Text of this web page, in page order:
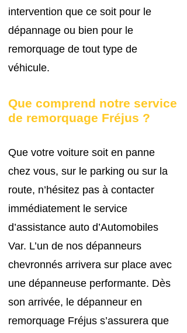
intervention que ce soit pour le
dépannage ou bien pour le
remorquage de tout type de
véhicule.
Que comprend notre service
de remorquage Fréjus ?
Que votre voiture soit en panne
chez vous, sur le parking ou sur la
route, n’hésitez pas à contacter
immédiatement le service
d’assistance auto d’Automobiles
Var. L’un de nos dépanneurs
chevronnés arrivera sur place avec
une dépanneuse performante. Dès
son arrivée, le dépanneur en
remorquage Fréjus s’assurera que